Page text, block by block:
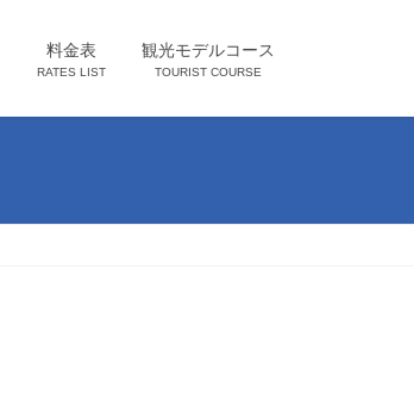
料金表
RATES LIST
観光モデルコース
TOURIST COURSE